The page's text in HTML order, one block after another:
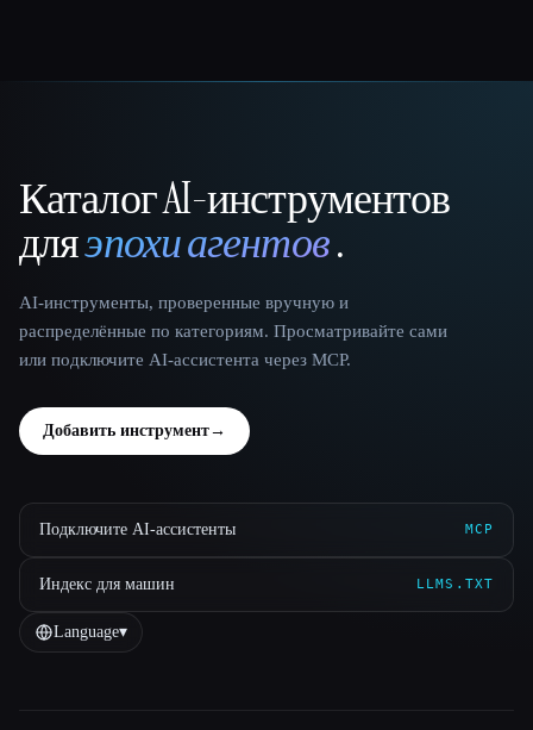
That AI Collection
Каталог AI-инструментов
дляэпохи агентов.
AI-инструменты, проверенные вручную и
распределённые по категориям. Просматривайте сами
или подключите AI-ассистента через MCP.
Добавить инструмент→
Подключите AI-ассистенты MCP
Индекс для машин LLMS.TXT
Language▾